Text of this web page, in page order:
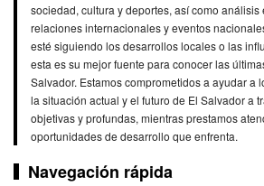
sociedad, cultura y deportes, así como
relaciones internacionales y eventos
esté siguiendo los desarrollos locales o las
esta es su mejor fuente para conocer las
Salvador. Estamos comprometidos a ayudar a
la situación actual y el futuro de El Salvador a
objetivas y profundas, mientras prestamos
oportunidades de desarrollo que enfrenta.
Navegación rápida